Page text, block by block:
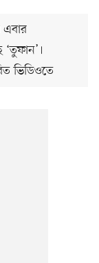
এবার
ভিডিওতে